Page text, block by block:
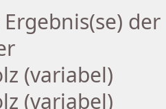
(variabel)
(variabel)